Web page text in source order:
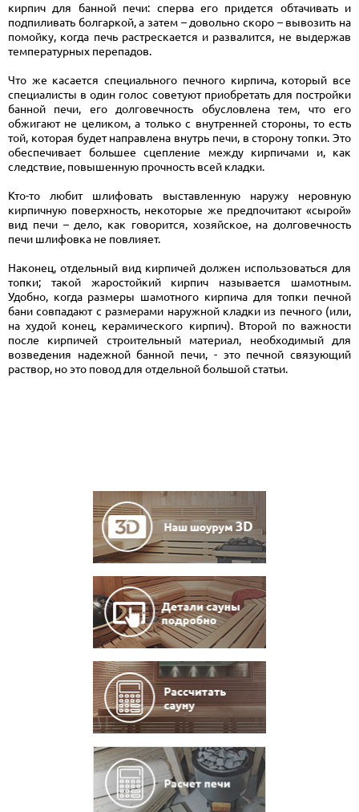
кирпич для банной печи: сперва его придется обтачивать и
подпиливать болгаркой, а затем – довольно скоро – вывозить на
помойку, когда печь растрескается и развалится, не выдержав
температурных перепадов.
Что же касается специального печного кирпича, который все
специалисты в один голос советуют приобретать для постройки
банной печи, его долговечность обусловлена тем, что его
обжигают не целиком, а только с внутренней стороны, то есть
той, которая будет направлена внутрь печи, в сторону топки. Это
обеспечивает большее сцепление между кирпичами и, как
следствие, повышенную прочность всей кладки.
Кто-то любит шлифовать выставленную наружу неровную
кирпичную поверхность, некоторые же предпочитают «сырой»
вид печи – дело, как говорится, хозяйское, на долговечность
печи шлифовка не повлияет.
Наконец, отдельный вид кирпичей должен использоваться для
топки; такой жаростойкий кирпич называется шамотным.
Удобно, когда размеры шамотного кирпича для топки печной
бани совпадают с размерами наружной кладки из печного (или,
на худой конец, керамического кирпич). Второй по важности
после кирпичей строительный материал, необходимый для
возведения надежной банной печи, - это печной связующий
раствор, но это повод для отдельной большой статьи.